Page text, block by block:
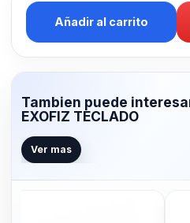
Añadir al carrito
Tambien puede
EXOFIZ TECLADO
Ver mas